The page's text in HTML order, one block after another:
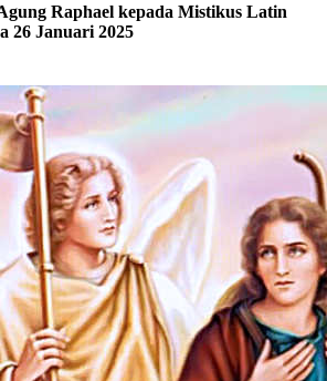
Raphael kepada Mistikus Latin
26 Januari 2025